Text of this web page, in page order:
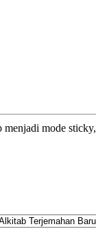
menjadi mode sticky,